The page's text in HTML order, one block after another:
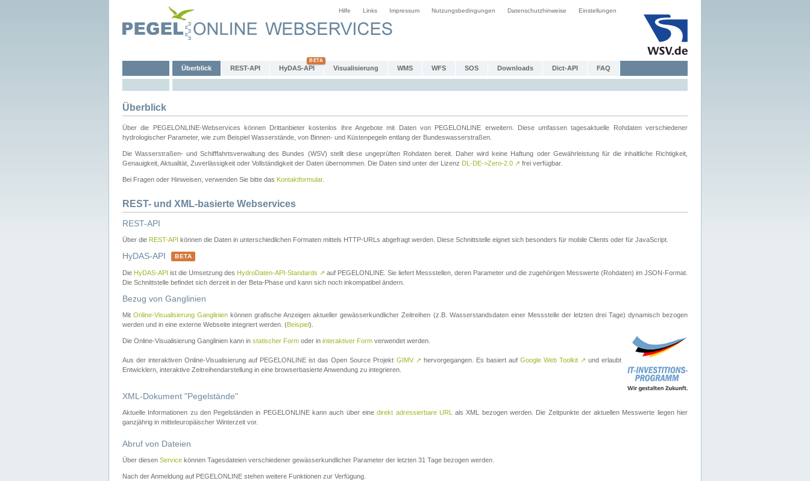
Hilfe Links Impressum Nutzungsbedingungen Datenschutzhinweise Einstellungen
Überblick REST-API HyDAS-API Visualisierung WMS WFS SOS Downloads Dict-API FAQ
Überblick
Über die PEGELONLINE-Webservices können Drittanbieter kostenlos ihre Angebote mit Daten von PEGELONLINE erweitern. Diese umfassen tagesaktuelle Rohdaten verschiedener
hydrologischer Parameter, wie zum Beispiel Wasserstände, von Binnen- und Küstenpegeln entlang der Bundeswasserstraßen.
Die Wasserstraßen- und Schifffahrtsverwaltung des Bundes (WSV) stellt diese ungeprüften Rohdaten bereit. Daher wird keine Haftung oder Gewährleistung für die inhaltliche Richtigkeit,
Genauigkeit, Aktualität, Zuverlässigkeit oder Vollständigkeit der Daten übernommen. Die Daten sind unter der Lizenz DL-DE->Zero-2.0 ↗ frei verfügbar.
Bei Fragen oder Hinweisen, verwenden Sie bitte das Kontaktformular.
REST- und XML-basierte Webservices
REST-API
Über die REST-API können die Daten in unterschiedlichen Formaten mittels HTTP-URLs abgefragt werden. Diese Schnittstelle eignet sich besonders für mobile Clients oder für JavaScript.
HyDAS-API BETA
Die HyDAS-API ist die Umsetzung des HydroDaten-API-Standards ↗ auf PEGELONLINE. Sie liefert Messstellen, deren Parameter und die zugehörigen Messwerte (Rohdaten) im JSON-Format.
Die Schnittstelle befindet sich derzeit in der Beta-Phase und kann sich noch inkompatibel ändern.
Bezug von Ganglinien
MitOnline-Visualisierung Ganglinien können grafische Anzeigen aktueller gewässerkundlicher Zeitreihen (z.B. Wasserstandsdaten einer Messstelle der letzten drei Tage) dynamisch bezogen
werden und in eine externe Webseite integriert werden. (Beispiel).
Die Online-Visualisierung Ganglinien kann in statischer Form oder in interaktiver Form verwendet werden.
Aus der interaktiven Online-Visualisierung auf PEGELONLINE ist das Open Source Projekt GIMV ↗ hervorgegangen. Es basiert auf Google Web Toolkit ↗ und erlaubt
Entwicklern, interaktive Zeitreihendarstellung in eine browserbasierte Anwendung zu integrieren.
XML-Dokument "Pegelstände"
Aktuelle Informationen zu den Pegelständen in PEGELONLINE kann auch über einedirekt adressierbare URL
als XML bezogen werden. Die Zeitpunkte der aktuellen Messwerte liegen hier
ganzjährig in mitteleuropäischer Winterzeit vor.
Abruf von Dateien
Über diesen Service können Tagesdateien verschiedener gewässerkundlicher Parameter der letzten 31 Tage bezogen werden.
Nach der Anmeldung auf PEGELONLINE stehen weitere Funktionen zur Verfügung.